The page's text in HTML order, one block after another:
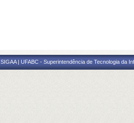
SIGAA | UFABC - Superintendência de Tecnologia da